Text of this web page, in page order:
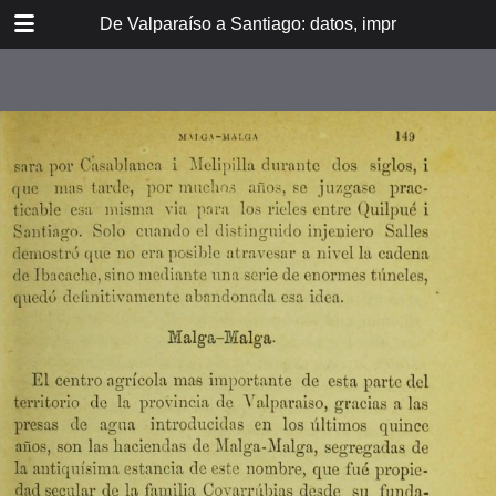
De Valparaíso a Santiago: datos, impresiones,
DOWNLOAD
Itinerario del ferrocarril de
Valparaíso a Santiago
espresamente grabado en Paris en
madera para esta obra
Dedicatoria
En la Estación de Valparaíso
El banquete de inauguración i el
motín de Oyarce
Viña del Mar
Bosquejo histórico
El Salto